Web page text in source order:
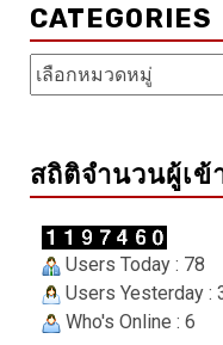
CATEGORIES
Categories
สถิติจำนวนผู้เข้
Users Today : 78
Users Yesterday :
Who's Online : 6